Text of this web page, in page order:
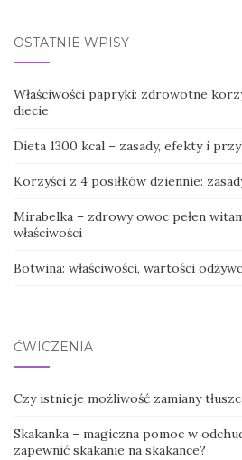
OSTATNIE WPISY
Właściwości papryki: zdrowotne
diecie
Dieta 1300 kcal – zasady, efekty i
Korzyści z 4 posiłków dziennie:
Mirabelka – zdrowy owoc pełen
właściwości
Botwina: właściwości, wartości
ĆWICZENIA
Czy istnieje możliwość zamiany
Skakanka – magiczna pomoc w
zapewnić skakanie na skakance?